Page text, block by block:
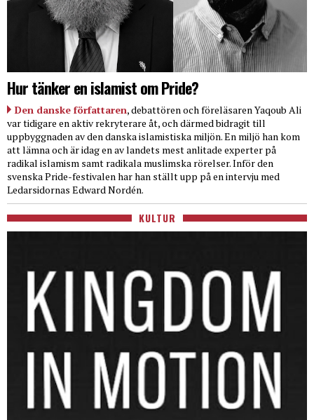
Hur tänker en islamist om Pride?
Den danske författaren, debattören och föreläsaren Yaqoub Ali
var tidigare en aktiv rekryterare åt, och därmed bidragit till
uppbyggnaden av den danska islamistiska miljön. En miljö han kom
att lämna och är idag en av landets mest anlitade experter på
radikal islamism samt radikala muslimska rörelser. Inför den
svenska Pride-festivalen har han ställt upp på en intervju med
Ledarsidornas Edward Nordén.
KULTUR